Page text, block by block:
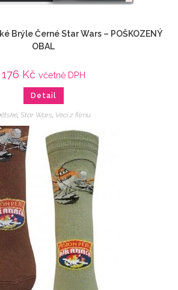
Brýle Černé Star Wars – POŠKOZENÝ
OBAL
176 Kč včetně DPH
Detail
Star Wars Veci z filmu